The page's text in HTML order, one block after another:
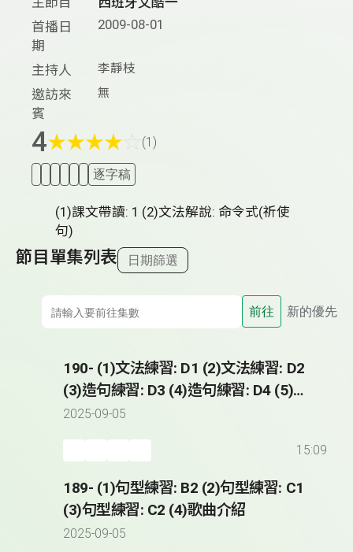
首播日
期
2009-08-01
主持人 李靜枝
邀訪來
賓
無
4★★★★ (1)
逐字稿
(1)課文帶讀: 1 (2)文法解說: 命令式(祈使
句)
節目單集列表 日期篩選
前往 新的優先
190- (1)文法練習: D1 (2)文法練習: D2
(3)造句練習: D3 (4)造句練習: D4 (5)歌
曲介紹
2025-09-05
15:09
189- (1)句型練習: B2 (2)句型練習: C1
(3)句型練習: C2 (4)歌曲介紹
2025-09-05